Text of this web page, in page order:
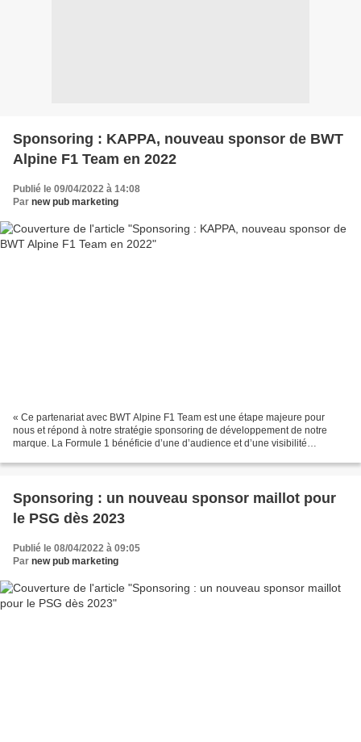
Sponsoring : KAPPA, nouveau sponsor de BWT
Alpine F1 Team en 2022
Publié le 09/04/2022 à 14:08
Par new pub marketing
« Ce partenariat avec BWT Alpine F1 Team est une étape majeure pour
nous et répond à notre stratégie sponsoring de développement de notre
marque. La Formule 1 bénéficie d’une d’audience et d’une visibilité
Sponsoring : un nouveau sponsor maillot pour
le PSG dès 2023
Publié le 08/04/2022 à 09:05
Par new pub marketing